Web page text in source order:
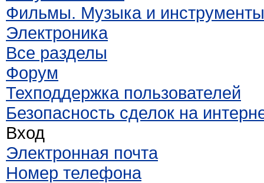
Фильмы. Музыка и инструменты
Электроника
Все разделы
Форум
Техподдержка пользователей
Безопасность сделок на
Вход
Электронная почта
Номер телефона